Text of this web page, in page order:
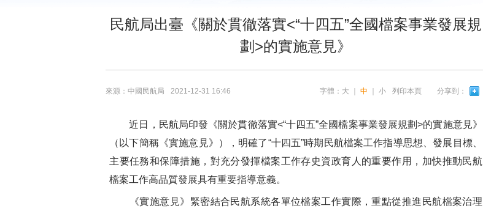
民航局出臺《關於貫徹落實<“十四五”全國檔案事業發展規
劃>的實施意見》
來源：中國民航局 2021-12-31 16:46 分享到：
列印本頁
字體： 大 中 小
近日，民航局印發《關於貫徹落實<“十四五”全國檔案事業發展規劃>的實施意見》
（以下簡稱《實施意見》），明確了“十四五”時期民航檔案工作指導思想、發展目標、
主要任務和保障措施，對充分發揮檔案工作存史資政育人的重要作用，加快推動民航
檔案工作高品質發展具有重要指導意義。
《實施意見》緊密結合民航系統各單位檔案工作實際，重點從推進民航檔案治理